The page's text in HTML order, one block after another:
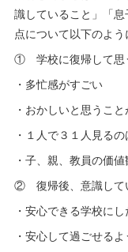
識していること」「
点について以下のよう
① 学校に復帰して思
・多忙感がすごい
・おかしいと思うこ
・１人で３１人見る
・子、親、教員の価
② 復帰後、意識して
・安心できる学校に
・安心して過ごせる